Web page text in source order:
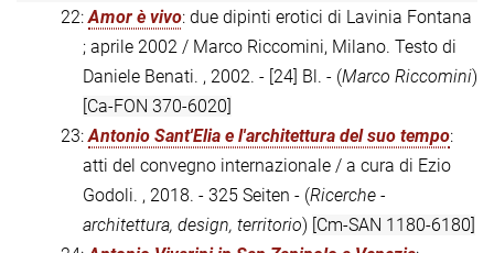
22:Amor è vivo: due dipinti erotici di Lavinia Fontana
; aprile 2002 / Marco Riccomini, Milano. Testo di
Daniele Benati. , 2002. - [24] Bl. - (Marco Riccomini)
[Ca-FON 370-6020]
23:Antonio Sant'Elia e l'architettura del suo tempo:
atti del convegno internazionale / a cura di Ezio
Godoli. , 2018. - 325 Seiten - (Ricerche -
architettura, design, territorio) [Cm-SAN 1180-6180]